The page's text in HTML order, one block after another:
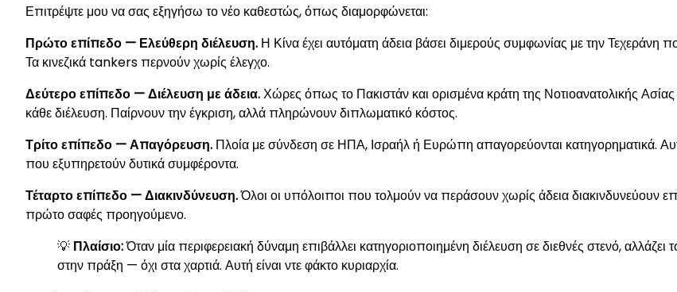
Επιτρέψτε μου να σας εξηγήσω το νέο καθεστώς, όπως διαμορφώνεται:
Πρώτο επίπεδο — Ελεύθερη διέλευση. Η Κίνα έχει αυτόματη άδεια βάσει διμερούς συμφωνίας με την
Τα κινεζικά tankers περνούν χωρίς έλεγχο.
Δεύτερο επίπεδο — Διέλευση με άδεια.Χώρες όπως το Πακιστάν και ορισμένα κράτη της Νοτιοανατολικής
κάθε διέλευση. Παίρνουν την έγκριση, αλλά πληρώνουν διπλωματικό κόστος.
Τρίτο επίπεδο — Απαγόρευση. Πλοία με σύνδεση σε ΗΠΑ, Ισραήλ ή Ευρώπη απαγορεύονται κατηγορηματικά.
που εξυπηρετούν δυτικά συμφέροντα.
Τέταρτο επίπεδο — Διακινδύνευση.Όλοι οι υπόλοιποι που τολμούν να περάσουν χωρίς άδεια διακινδυνεύουν
πρώτο σαφές προηγούμενο.
💡 Πλαίσιο:Όταν μία περιφερειακή δύναμη επιβάλλει κατηγοριοποιημένη διέλευση σε διεθνές στενό, αλλάζει
στην πράξη — όχι στα χαρτιά. Αυτή είναι ντε φάκτο κυριαρχία.